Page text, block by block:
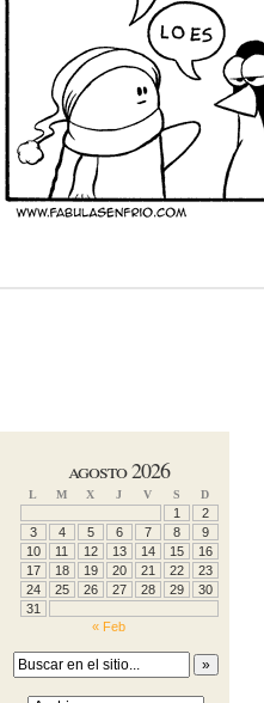
agosto 2026
L M X J V S D
1
2
3
4 5 6 7 8
9
10
11 12 13 14 15
16
17
18 19 20 21 22
23
24
25 26 27 28 29
30
31
« Feb